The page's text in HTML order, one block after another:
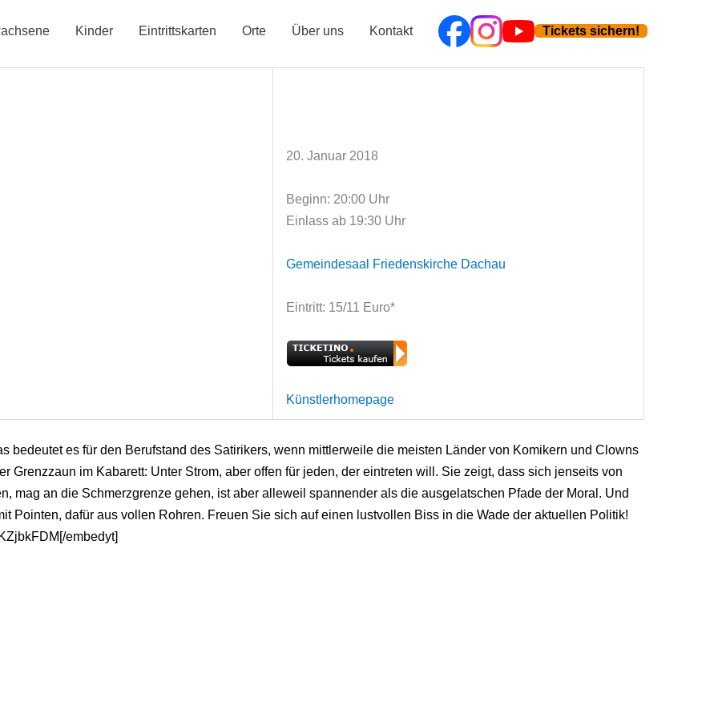
Kinder Eintrittskarten Orte Über uns Kontakt Tickets sichern!
20. Januar 2018
Beginn: 20:00 Uhr
Einlass ab 19:30 Uhr
Gemeindesaal Friedenskirche Dachau
Eintritt: 15/11 Euro*
Künstlerhomepage
bedeutet es für den Berufstand des Satirikers, wenn mittlerweile die meisten Länder von Komikern und Clowns
Grenzzaun im Kabarett: Unter Strom, aber offen für jeden, der eintreten will. Sie zeigt, dass sich jenseits von
mag an die Schmerzgrenze gehen, ist aber alleweil spannender als die ausgelatschen Pfade der Moral. Und
Pointen, dafür aus vollen Rohren. Freuen Sie sich auf einen lustvollen Biss in die Wade der aktuellen Politik!
embedyt]